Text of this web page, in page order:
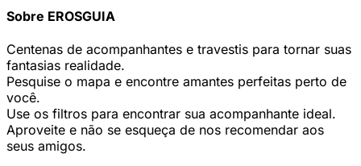
Sobre EROSGUIA
Centenas de acompanhantes e travestis para tornar suas
fantasias realidade.
Pesquise o mapa e encontre amantes perfeitas perto de
você.
Use os filtros para encontrar sua acompanhante ideal.
Aproveite e não se esqueça de nos recomendar aos
seus amigos.